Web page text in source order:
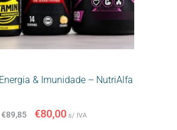
& Imunidade – NutriAlfa
€89,85 €80,00 s/ IVA